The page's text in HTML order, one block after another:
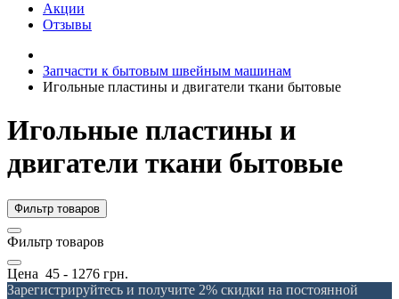
Акции
Отзывы
Запчасти к бытовым швейным машинам
Игольные пластины и двигатели ткани бытовые
Игольные пластины и
двигатели ткани бытовые
Фильтр товаров
Фильтр товаров
Цена 45 - 1276 грн.
Зарегистрируйтесь и получите 2% скидки на постоянной